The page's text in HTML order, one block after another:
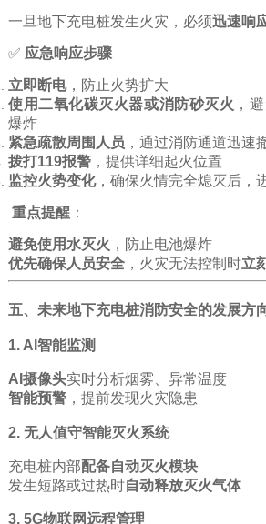
一旦地下充电桩发生火灾，必须迅速响
✅ 应急响应步骤
立即断电，防止火势扩大
使用二氧化碳灭火器或消防砂灭火 ，
爆炸
紧急疏散周围人员 ，通过消防通道迅速
拨打119报警，提供详细起火位置
监控火势变化，确保火情完全熄灭后，
重点提醒：
避免使用水灭火 ，防止电池爆炸
优先确保人员安全，火灾无法控制时立
五、未来地下充电桩消防安全的发展方
1. AI智能监测
AI摄像头实时分析烟雾、异常温度
智能预警，提前发现火灾隐患
2. 无人值守智能灭火系统
充电桩内部配备自动灭火模块
发生短路或过热时自动释放灭火气体
3. 5G物联网远程管理